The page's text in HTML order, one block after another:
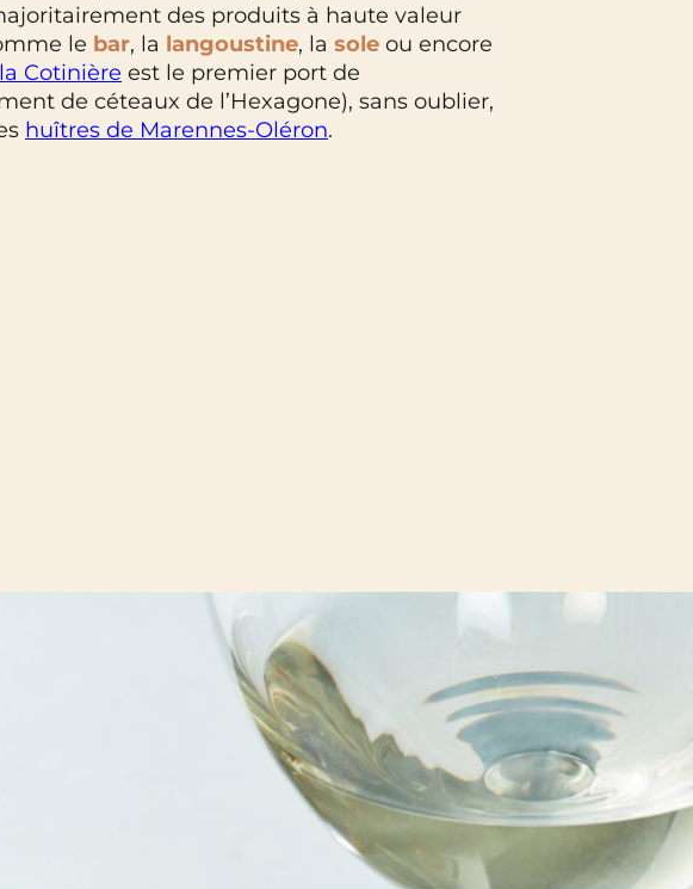
des produits à haute valeur
le bar, la langoustine, la sole ou encore
la Cotinière est le premier port de
de céteaux de l’Hexagone), sans oublier,
huîtres de Marennes-Oléron.